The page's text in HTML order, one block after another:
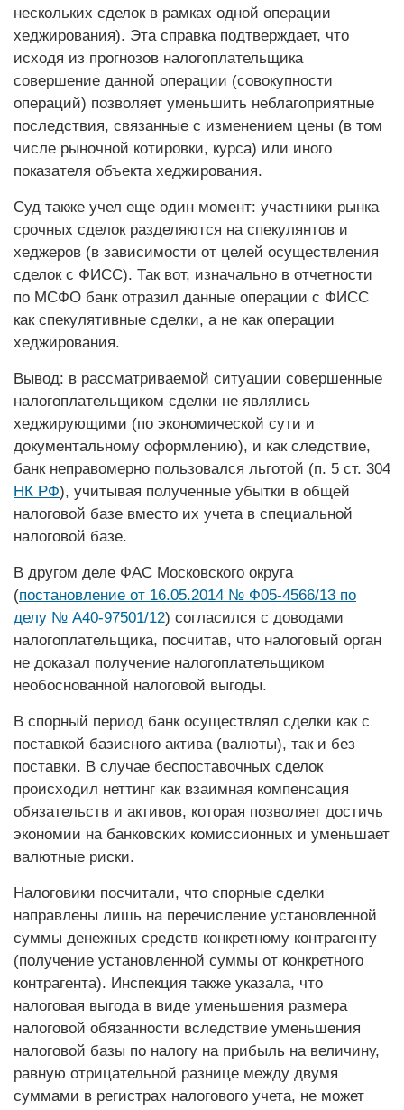
нескольких сделок в рамках одной операции
хеджирования). Эта справка подтверждает, что
исходя из прогнозов налогоплательщика
совершение данной операции (совокупности
операций) поз­воляет уменьшить неблагоприятные
последствия, связанные с изменением цены (в том
числе рыночной котировки, курса) или иного
показателя объекта хеджирования.
Суд также учел еще один момент: участники рынка
срочных сделок разделяются на спекулянтов и
хеджеров (в зависимости от целей осуществления
сделок с ФИСС). Так вот, изначально в отчетнос­ти
по МСФО банк отразил данные операции с ФИСС
как спекулятивные сделки, а не как операции
хеджирования.
Вывод: в рассматриваемой ситуации совершенные
налогоплательщиком сделки не являлись
хеджирующими (по экономической сути и
документальному оформлению), и как следствие,
банк неправомерно пользовался льготой (п. 5 ст. 304
НК РФ), учитывая полученные убытки в общей
налоговой базе вместо их учета в специальной
налоговой базе.
В другом деле ФАС Московского округа
(постановление от 16.05.2014 № Ф05-4566/13 по
делу № А40-97501/12) согласился с доводами
налогоплательщика, посчитав, что налоговый орган
не доказал получение налогоплательщиком
необоснованной налоговой выгоды.
В спорный период банк осуществлял сделки как с
поставкой базисного актива (валюты), так и без
поставки. В случае беспоставочных сделок
происходил неттинг как взаимная компенсация
обязательств и активов, которая позволяет достичь
экономии на банковских комиссионных и уменьшает
валютные риски.
Налоговики посчитали, что спорные сделки
направлены лишь на перечисление установленной
суммы денежных средств конкретному контрагенту
(получение установленной суммы от конкретного
контрагента). Инспекция также указала, что
налоговая выгода в виде уменьшения размера
налоговой обязанности вследствие уменьшения
налоговой базы по налогу на прибыль на величину,
равную отрицательной разнице между двумя
суммами в регистрах налогового учета, не может